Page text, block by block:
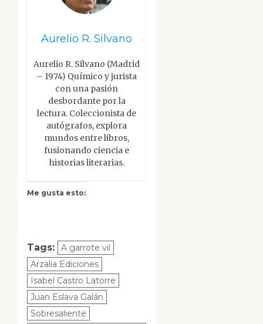
Aurelio R. Silvano
Aurelio R. Silvano (Madrid
– 1974) Químico y jurista
con una pasión
desbordante por la
lectura. Coleccionista de
autógrafos, explora
mundos entre libros,
fusionando ciencia e
historias literarias.
Me gusta esto:
Tags:
A garrote vil
Arzalia Ediciones
Isabel Castro Latorre
Juan Eslava Galán
Sobresaliente